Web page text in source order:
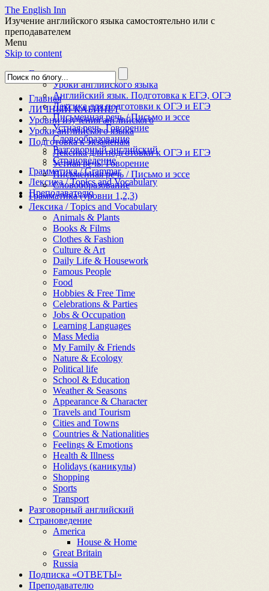
The English Inn
Изучение английского языка самостоятельно или с
преподавателем
Menu
Skip to content
Главная
Уроки английского языка
Английский язык. Подготовка к ЕГЭ, ОГЭ
Лексика для подготовки к ОГЭ и ЕГЭ
Письменная речь / Письмо и эссе
Устная речь. Говорение
Словообразование
Разговорный английский
Страноведение
Грамматика / Grammar
Лексика / Topics and Vocabulary
Преподавателю
Главная
ЛИЧНЫЙ КАБИНЕТ
Уровни изучения английского
Уроки английского языка
Подготовка к экзаменам
Лексика для подготовки к ОГЭ и ЕГЭ
Устная речь. Говорение
Письменная речь / Письмо и эссе
Словообразование
Грамматика (уровни 1,2,3)
Лексика / Topics and Vocabulary
Animals & Plants
Books & Films
Clothes & Fashion
Culture & Art
Daily Life & Housework
Famous People
Food
Hobbies & Free Time
Celebrations & Parties
Jobs & Occupation
Learning Languages
Mass Media
My Family & Friends
Nature & Ecology
Political life
School & Education
Weather & Seasons
Appearance & Character
Travels and Tourism
Cities and Towns
Countries & Nationalities
Feelings & Emotions
Health & Illness
Holidays (каникулы)
Shopping
Sports
Transport
Разговорный английский
Страноведение
America
House & Home
Great Britain
Russia
Подписка «ОТВЕТЫ»
Преподавателю